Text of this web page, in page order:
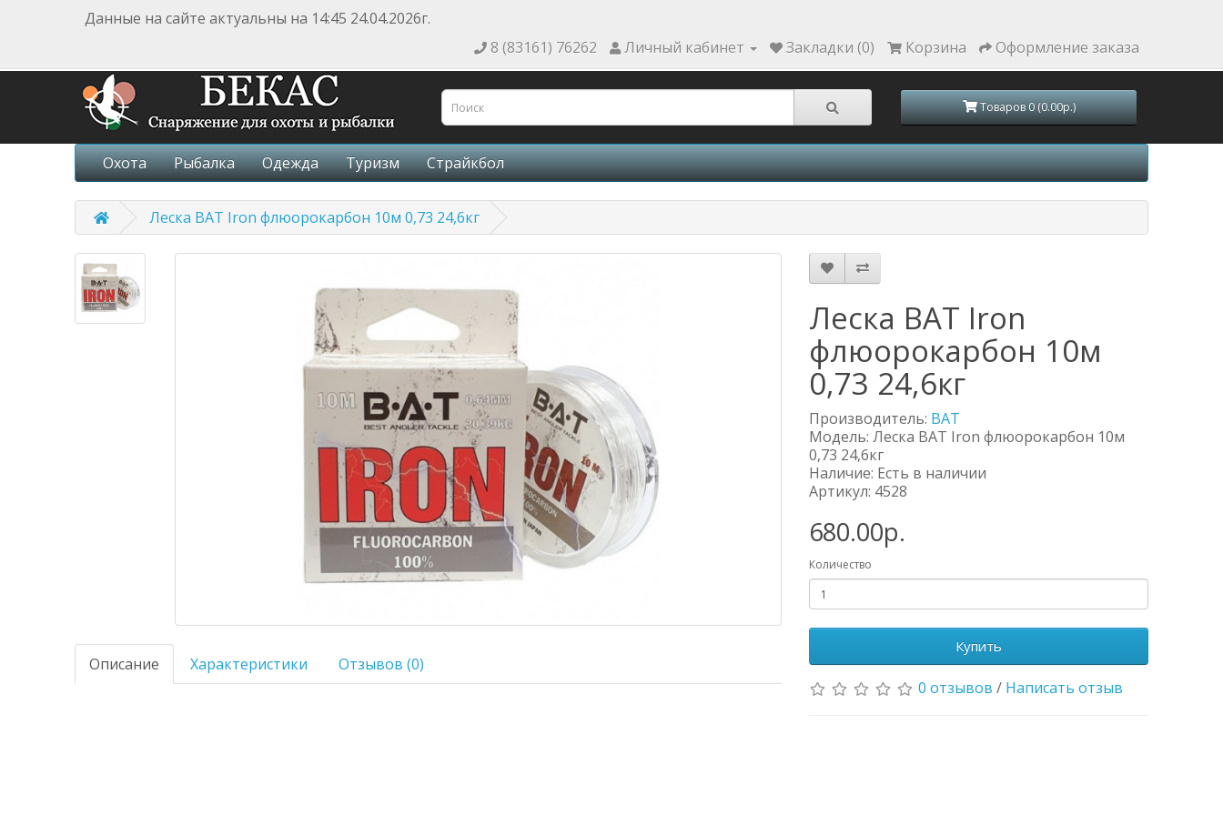
Данные на сайте актуальны на 14:45 24.04.2026г.
8 (83161) 76262
Личный кабинет Закладки (0) Корзина Оформление заказа
Товаров 0 (0.00р.)
Охота Рыбалка Одежда Туризм Страйкбол
Леска BAT Iron флюорокарбон 10м 0,73 24,6кг
Описание Характеристики Отзывов (0)
Леска BAT Iron
флюорокарбон 10м
0,73 24,6кг
Производитель: BAT
Модель: Леска BAT Iron флюорокарбон 10м
0,73 24,6кг
Наличие: Есть в наличии
Артикул: 4528
680.00р.
Количество
Купить
0 отзывов / Написать отзыв